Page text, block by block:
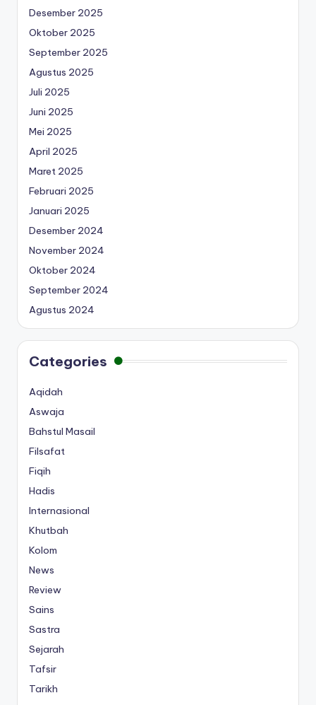
Desember 2025
Oktober 2025
September 2025
Agustus 2025
Juli 2025
Juni 2025
Mei 2025
April 2025
Maret 2025
Februari 2025
Januari 2025
Desember 2024
November 2024
Oktober 2024
September 2024
Agustus 2024
Categories
Aqidah
Aswaja
Bahstul Masail
Filsafat
Fiqih
Hadis
Internasional
Khutbah
Kolom
News
Review
Sains
Sastra
Sejarah
Tafsir
Tarikh